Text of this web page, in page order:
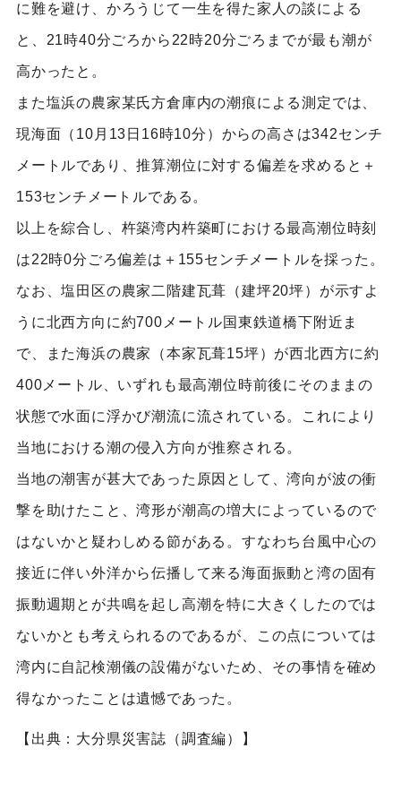
に難を避け、かろうじて一生を得た家人の談による
と、21時40分ごろから22時20分ごろまでが最も潮が
高かったと。
また塩浜の農家某氏方倉庫内の潮痕による測定では、
現海面（10月13日16時10分）からの高さは342センチ
メートルであり、推算潮位に対する偏差を求めると＋
153センチメートルである。
以上を綜合し、杵築湾内杵築町における最高潮位時刻
は22時0分ごろ偏差は＋155センチメートルを採った。
なお、塩田区の農家二階建瓦葺（建坪20坪）が示すよ
うに北西方向に約700メートル国東鉄道橋下附近ま
で、また海浜の農家（本家瓦葺15坪）が西北西方に約
400メートル、いずれも最高潮位時前後にそのままの
状態で水面に浮かび潮流に流されている。これにより
当地における潮の侵入方向が推察される。
当地の潮害が甚大であった原因として、湾向が波の衝
撃を助けたこと、湾形が潮高の増大によっているので
はないかと疑わしめる節がある。すなわち台風中心の
接近に伴い外洋から伝播して来る海面振動と湾の固有
振動週期とが共鳴を起し高潮を特に大きくしたのでは
ないかとも考えられるのであるが、この点については
湾内に自記検潮儀の設備がないため、その事情を確め
得なかったことは遺憾であった。
【出典：大分県災害誌（調査編）】